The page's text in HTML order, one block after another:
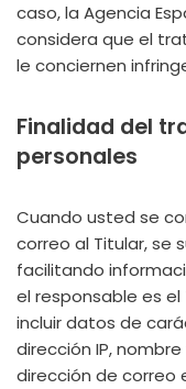
caso, la Agencia
considera que el
le conciernen
Finalidad del
personales
Cuando usted se
correo al Titular, se
facilitando
el responsable es
incluir datos de
dirección IP,
dirección de correo